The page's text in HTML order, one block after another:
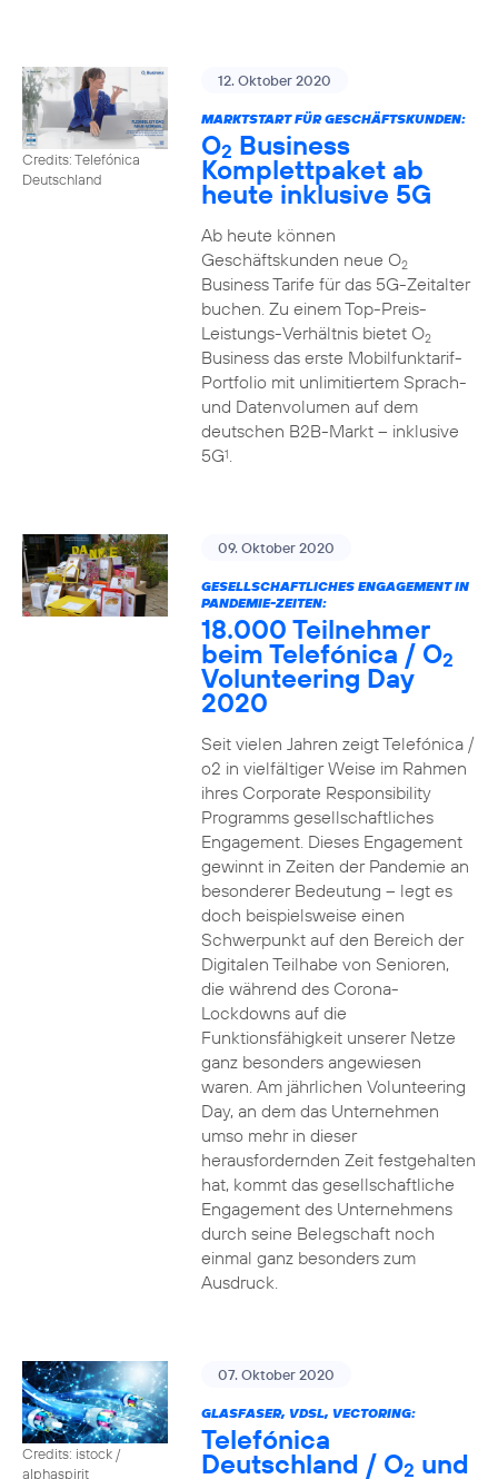
Credits: Telefónica
Deutschland
12. Oktober 2020
MARKTSTART FÜR GESCHÄFTSKUNDEN:
O2 Business
Komplettpaket ab
heute inklusive 5G
Ab heute können
Geschäftskunden neue O2
Business Tarife für das 5G-Zeitalter
buchen. Zu einem Top-Preis-
Leistungs-Verhältnis bietet O2
Business das erste Mobilfunktarif-
Portfolio mit unlimitiertem Sprach-
und Datenvolumen auf dem
deutschen B2B-Markt – inklusive
5G1.
09. Oktober 2020
GESELLSCHAFTLICHES ENGAGEMENT IN
PANDEMIE-ZEITEN:
18.000 Teilnehmer
beim Telefónica / O2
Volunteering Day
2020
Seit vielen Jahren zeigt Telefónica /
o2 in vielfältiger Weise im Rahmen
ihres Corporate Responsibility
Programms gesellschaftliches
Engagement. Dieses Engagement
gewinnt in Zeiten der Pandemie an
besonderer Bedeutung – legt es
doch beispielsweise einen
Schwerpunkt auf den Bereich der
Digitalen Teilhabe von Senioren,
die während des Corona-
Lockdowns auf die
Funktionsfähigkeit unserer Netze
ganz besonders angewiesen
waren. Am jährlichen Volunteering
Day, an dem das Unternehmen
umso mehr in dieser
herausfordernden Zeit festgehalten
hat, kommt das gesellschaftliche
Engagement des Unternehmens
durch seine Belegschaft noch
einmal ganz besonders zum
Ausdruck.
Credits: istock /
alphaspirit
07. Oktober 2020
GLASFASER, VDSL, VECTORING:
Telefónica
Deutschland / O2 und